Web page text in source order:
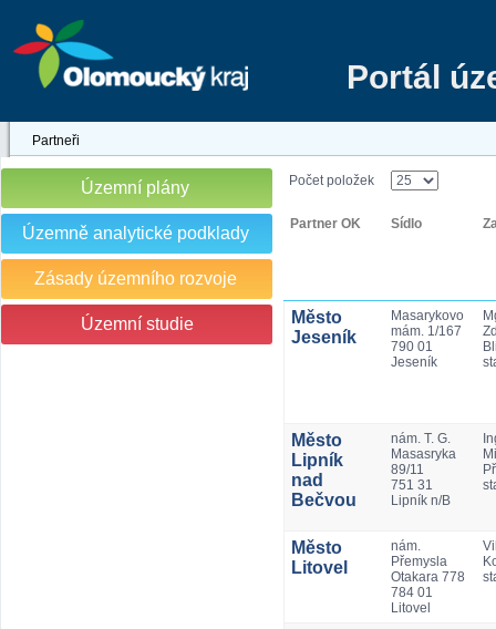
Portál
Partneři
Územní plány
Územně analytické podklady
Zásady územního rozvoje
Územní studie
Počet položek
Partner OK Sídlo
Město
Jeseník
Masarykovo
mám. 1/167
790 01
Jeseník
Město
Lipník
nad
Bečvou
nám. T. G.
Masasryka
89/11
751 31
Lipník n/B
Město
Litovel
nám.
Přemysla
Otakara 778
784 01
Litovel